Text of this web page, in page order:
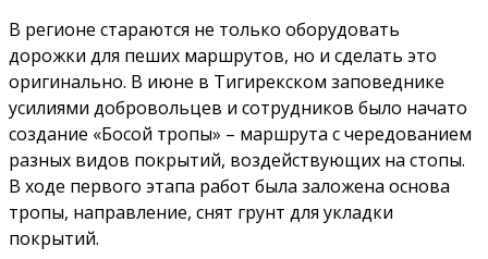
В регионе стараются не только оборудовать
дорожки для пеших маршрутов, но и сделать это
оригинально. В июне в Тигирекском заповеднике
усилиями добровольцев и сотрудников было начато
создание «Босой тропы» – маршрута с чередованием
разных видов покрытий, воздействующих на стопы.
В ходе первого этапа работ была заложена основа
тропы, направление, снят грунт для укладки
покрытий.